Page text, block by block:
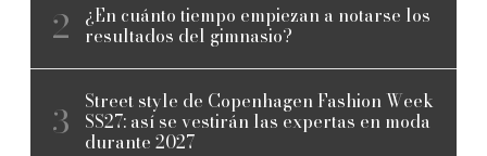
¿En cuánto tiempo empiezan a notarse los
resultados del gimnasio?
Street style de Copenhagen Fashion Week
SS27: así se vestirán las expertas en moda
durante 2027